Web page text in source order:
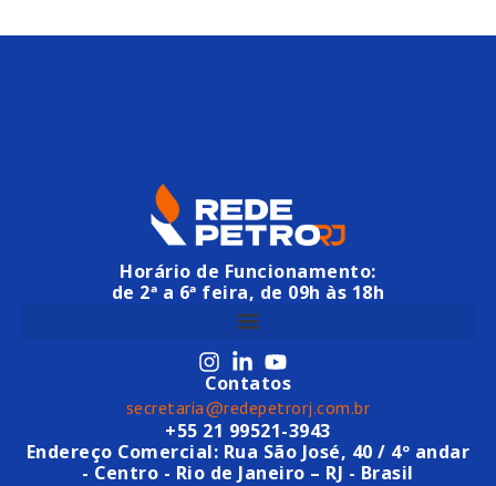
Horário de Funcionamento:
de 2ª a 6ª feira, de 09h às 18h
Contatos
secretaria@redepetrorj.com.br
+55 21 99521-3943
Endereço Comercial: Rua São José, 40 / 4º andar
- Centro - Rio de Janeiro – RJ - Brasil